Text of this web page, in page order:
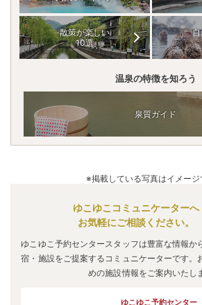
散策が楽しい
10選
温泉の特徴を知ろう
泉質ガイド
※掲載している写真はイメージ
ゆこゆこコミュニケーターへ
お気軽にご相談ください。
ゆこゆこ予約センタースタッフは豊富な情報か
宿・施設をご提案するコミュニケーターです。
めの施設情報をご案内いたし
ゆこゆこ予約センター